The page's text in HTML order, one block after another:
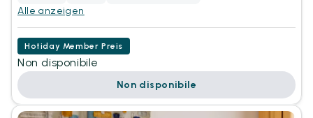
Alle anzeigen
Hotiday Member Preis
Non disponibile
Non disponibile